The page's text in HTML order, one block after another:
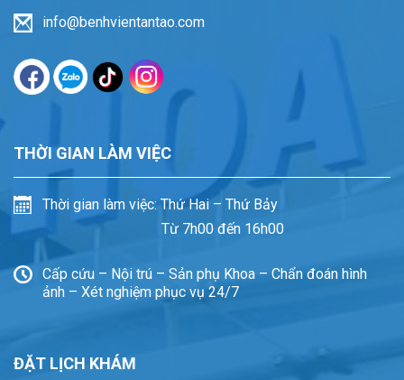
info@benhvientantao.com
THỜI GIAN LÀM VIỆC
Thời gian làm việc: Thứ Hai – Thứ Bảy
Từ 7h00 đến 16h00
Cấp cứu – Nội trú – Sản phụ Khoa – Chẩn đoán hình
ảnh – Xét nghiệm phục vụ 24/7
ĐẶT LỊCH KHÁM